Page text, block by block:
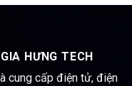
HƯNG TECH
cung cấp điện tử, điện